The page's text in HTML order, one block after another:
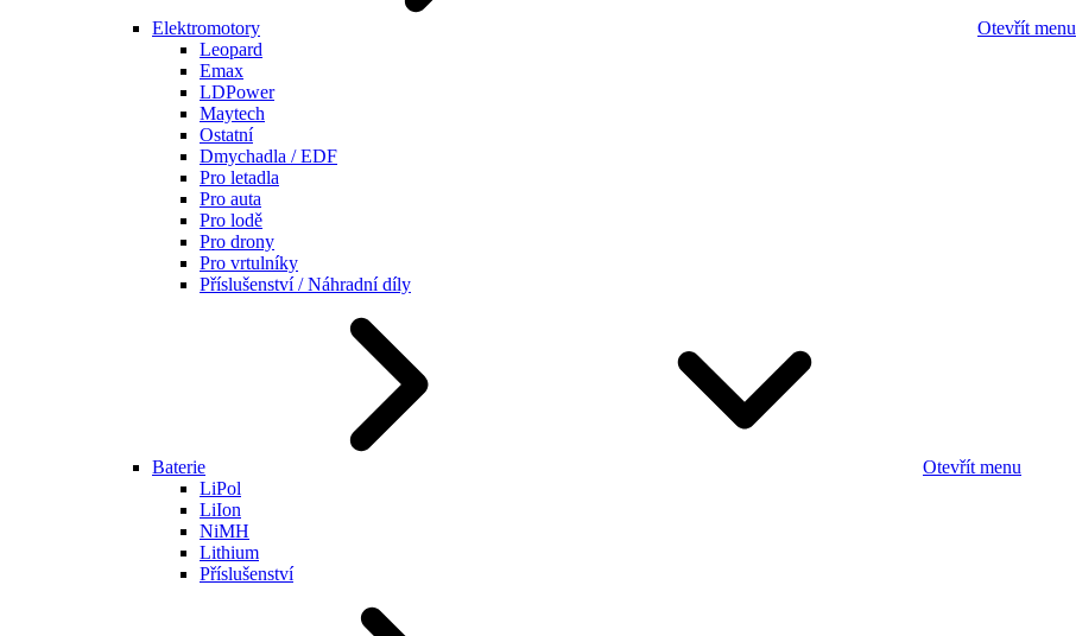
Elektromotory
Otevřít menu
Leopard
Emax
LDPower
Maytech
Ostatní
Dmychadla / EDF
Pro letadla
Pro auta
Pro lodě
Pro drony
Pro vrtulníky
Příslušenství / Náhradní díly
Baterie
Otevřít menu
LiPol
LiIon
NiMH
Lithium
Příslušenství